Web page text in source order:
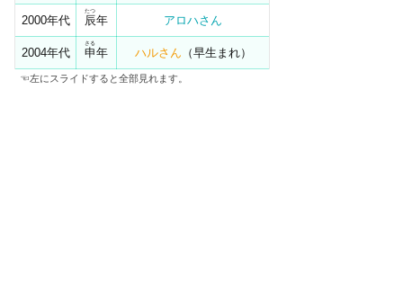
2000年代 辰
たつ
年 アロハさん
2004年代 申
さる
年 ハルさん （早生まれ）
☜左にスライドすると全部見れます。